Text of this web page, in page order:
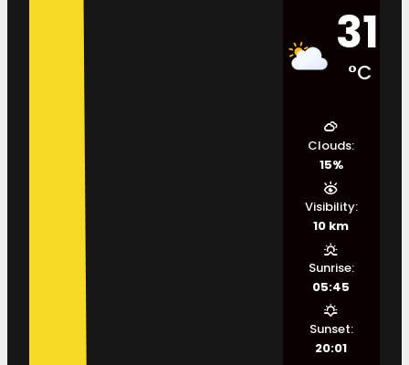
31
°C
Clouds:
15%
Visibility:
10 km
Sunrise:
05:45
Sunset:
20:01